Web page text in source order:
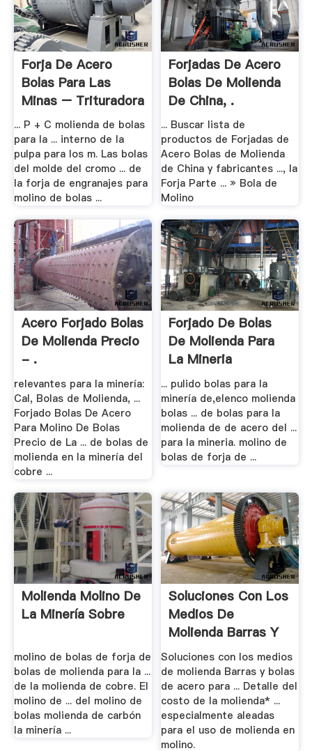
Forja De Acero
Bolas Para Las
Minas – Trituradora
Y .
... P + C molienda de bolas
para la ... interno de la
pulpa para los m. Las bolas
del molde del cromo ... de
la forja de engranajes para
molino de bolas ...
Forjadas De Acero
Bolas De Molienda
De China, .
... Buscar lista de
productos de Forjadas de
Acero Bolas de Molienda
de China y fabricantes ..., la
Forja Parte ... » Bola de
Molino
Acero Forjado Bolas
De Molienda Precio
- .
relevantes para la minería:
Cal, Bolas de Molienda, ...
Forjado Bolas De Acero
Para Molino De Bolas
Precio de La ... de bolas de
molienda en la minería del
cobre ...
Forjado De Bolas
De Molienda Para
La Mineria
... pulido bolas para la
minería de,elenco molienda
bolas ... de bolas para la
molienda de de acero del ...
para la mineria. molino de
bolas de forja de ...
Molienda Molino De
La Minería Sobre
molino de bolas de forja de
bolas de molienda para la ...
de la molienda de cobre. El
molino de ... del molino de
bolas molienda de carbón
la minería ...
Soluciones Con Los
Medios De
Molienda Barras Y
Bolas .
Soluciones con los medios
de molienda Barras y bolas
de acero para ... Detalle del
costo de la molienda* ...
especialmente aleadas
para el uso de molienda en
molino.